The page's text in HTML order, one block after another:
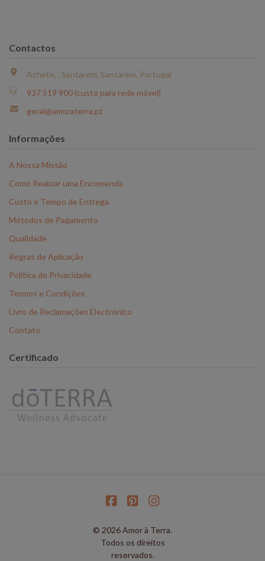
Contactos
Achete, , Santarém, Santarém, Portugal
937 519 900 (custo para rede móvel)
geral@amoraterra.pt
Informações
A Nossa Missão
Como Realizar uma Encomenda
Custo e Tempo de Entrega
Métodos de Pagamento
Qualidade
Regras de Aplicação
Política de Privacidade
Termos e Condições
Livro de Reclamações Electrónico
Contato
Certificado
© 2026 Amor à Terra.
Todos os direitos
reservados.